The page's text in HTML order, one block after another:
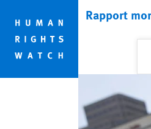
cookie
privacy
main
content
Rapport